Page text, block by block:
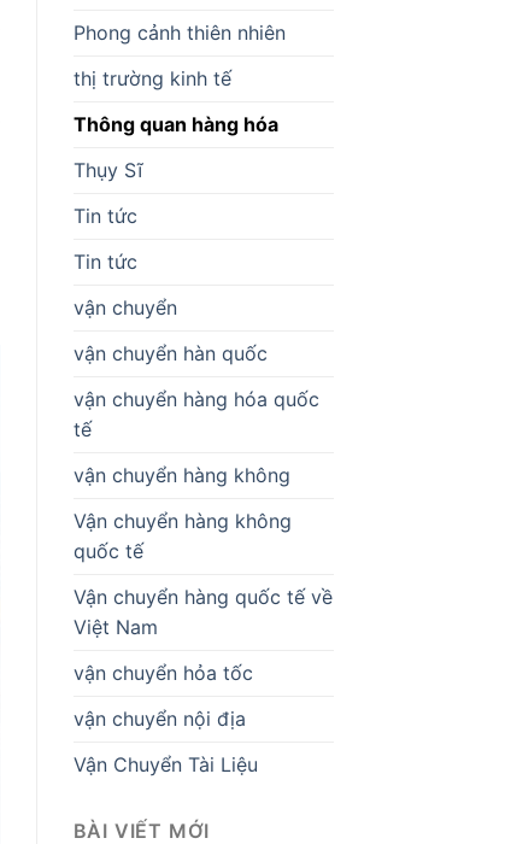
Phong cảnh thiên nhiên
thị trường kinh tế
Thông quan hàng hóa
Thụy Sĩ
Tin tức
Tin tức
vận chuyển
vận chuyển hàn quốc
vận chuyển hàng hóa quốc
tế
vận chuyển hàng không
Vận chuyển hàng không
quốc tế
Vận chuyển hàng quốc tế về
Việt Nam
vận chuyển hỏa tốc
vận chuyển nội địa
Vận Chuyển Tài Liệu
BÀI VIẾT MỚI